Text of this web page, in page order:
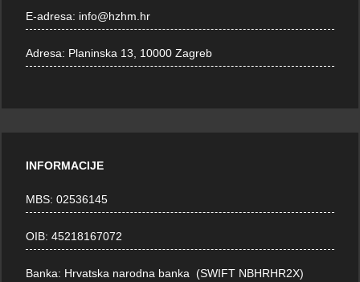
E-adresa: info@hzhm.hr
Adresa: Planinska 13, 10000 Zagreb
INFORMACIJE
MBS: 02536145
OIB: 45218167072
Banka: Hrvatska narodna banka (SWIFT NBHRHR2X)